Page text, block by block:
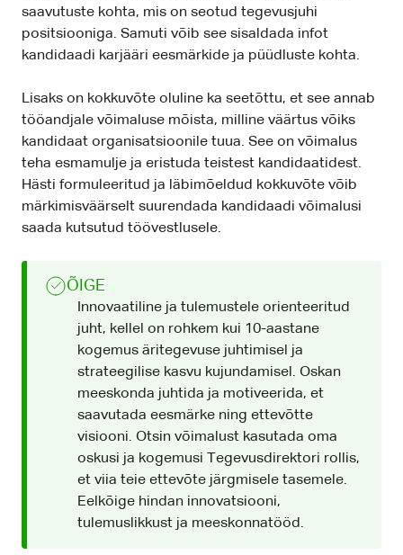
saavutuste kohta, mis on seotud tegevusjuhi
positsiooniga. Samuti võib see sisaldada infot
kandidaadi karjääri eesmärkide ja püüdluste kohta.
Lisaks on kokkuvõte oluline ka seetõttu, et see annab
tööandjale võimaluse mõista, milline väärtus võiks
kandidaat organisatsioonile tuua. See on võimalus
teha esmamulje ja eristuda teistest kandidaatidest.
Hästi formuleeritud ja läbimõeldud kokkuvõte võib
märkimisväärselt suurendada kandidaadi võimalusi
saada kutsutud töövestlusele.
ÕIGE
Innovaatiline ja tulemustele orienteeritud
juht, kellel on rohkem kui 10-aastane
kogemus äritegevuse juhtimisel ja
strateegilise kasvu kujundamisel. Oskan
meeskonda juhtida ja motiveerida, et
saavutada eesmärke ning ettevõtte
visiooni. Otsin võimalust kasutada oma
oskusi ja kogemusi Tegevusdirektori rollis,
et viia teie ettevõte järgmisele tasemele.
Eelkõige hindan innovatsiooni,
tulemuslikkust ja meeskonnatööd.